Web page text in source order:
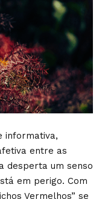
informativa,
entre as
desperta um senso
em perigo. Com
Vermelhos” se